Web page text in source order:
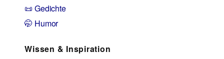
📜 Gedichte
🤭 Humor
Wissen & Inspiration